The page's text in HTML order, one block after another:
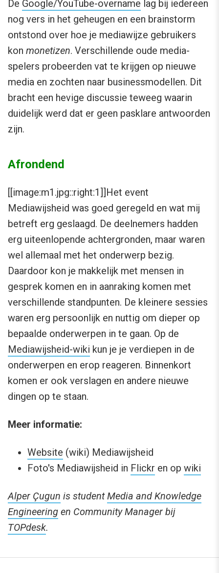
De Google/YouTube-overname lag bij iedereen
nog vers in het geheugen en een brainstorm
ontstond over hoe je mediawijze gebruikers
kon monetizen. Verschillende oude media-
spelers probeerden vat te krijgen op nieuwe
media en zochten naar businessmodellen. Dit
bracht een hevige discussie teweeg waarin
duidelijk werd dat er geen pasklare antwoorden
zijn.
Afrondend
[[image:m1.jpg::right:1]]Het event
Mediawijsheid was goed geregeld en wat mij
betreft erg geslaagd. De deelnemers hadden
erg uiteenlopende achtergronden, maar waren
wel allemaal met het onderwerp bezig.
Daardoor kon je makkelijk met mensen in
gesprek komen en in aanraking komen met
verschillende standpunten. De kleinere sessies
waren erg persoonlijk en nuttig om dieper op
bepaalde onderwerpen in te gaan. Op de
Mediawijsheid-wiki kun je je verdiepen in de
onderwerpen en erop reageren. Binnenkort
komen er ook verslagen en andere nieuwe
dingen op te staan.
Meer informatie:
Website (wiki) Mediawijsheid
Foto's Mediawijsheid in Flickr en op wiki
Alper Çugun is studentMedia and Knowledge
Engineering en Community Manager bij
TOPdesk.